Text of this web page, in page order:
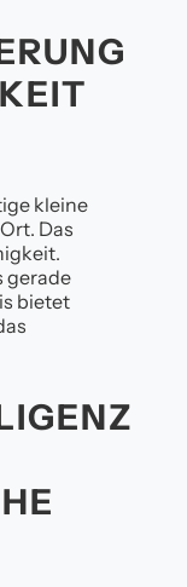
kleine
Das
gerade
bietet